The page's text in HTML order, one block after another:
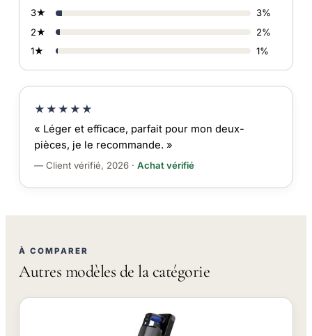
3★
3%
2★
2%
1★
1%
★★★★★
« Léger et efficace, parfait pour mon deux-
pièces, je le recommande. »
— Client vérifié, 2026 · Achat vérifié
À COMPARER
Autres modèles de la catégorie